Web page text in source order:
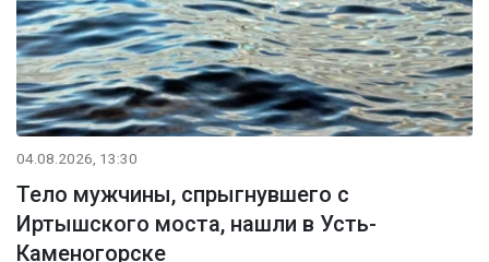
04.08.2026, 13:30
Тело мужчины, спрыгнувшего с
Иртышского моста, нашли в Усть-
Каменогорске